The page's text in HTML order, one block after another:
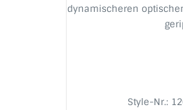
dynamischeren
Style-Nr.: